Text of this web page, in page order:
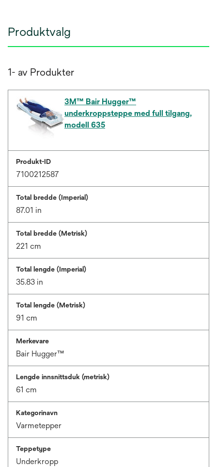
Produktvalg
1- av Produkter
3M™ Bair Hugger™
underkroppsteppe med full tilgang,
modell 635
Produkt-ID
7100212587
Total bredde (Imperial)
87.01 in
Total bredde (Metrisk)
221 cm
Total lengde (Imperial)
35.83 in
Total lengde (Metrisk)
91 cm
Merkevare
Bair Hugger™
Lengde innsnittsduk (metrisk)
61 cm
Kategorinavn
Varmetepper
Teppetype
Underkropp